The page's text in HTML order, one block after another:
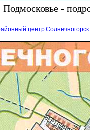
-
центр Солнечногорск